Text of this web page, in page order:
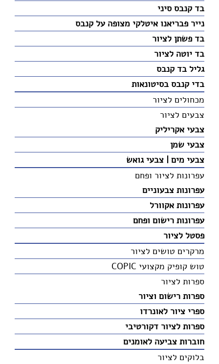
בד קנבס סיני
נייר פבריאנו איטלקי מצופה על קנבס
בד פשתן לציור
בד יוטה לציור
גליל בד קנבס
בדי קנבס בסיטונאות
מכחולים לציור
צבעים לציור
צבעי אקריליק
צבעי שמן
צבעי מים | צבעי גואש
עפרונות לציור ופחם
עפרונות צבעוניים
עפרונות אקוורל
עפרונות רישום ופחם
פסטל לציור
מרקרים טושים לציור
טוש קופיק מקצועי COPIC
ספרות לציור
ספרות רישום וציור
ספרי ציור לאונרדו
ספרות לציור דקורטיבי
חוברות צביעה לאומנים
בלוקים לציור